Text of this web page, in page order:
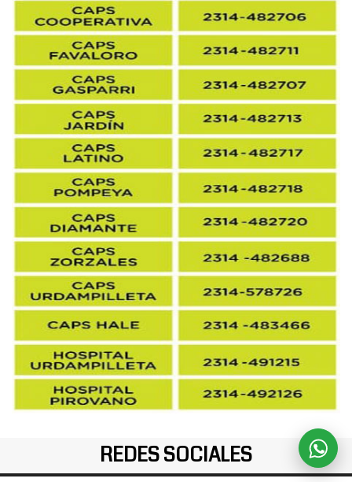
REDES SOCIALES